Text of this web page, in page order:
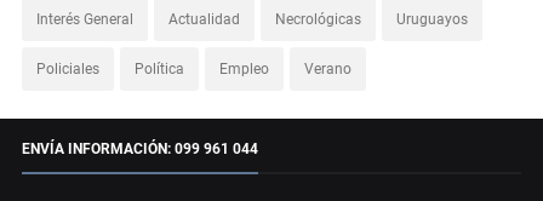
Interés General Actualidad Necrológicas Uruguayos
Policiales Política Empleo Verano
ENVÍA INFORMACIÓN: 099 961 044